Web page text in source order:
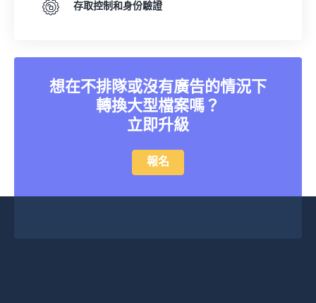
存取控制和身份驗證
想在不排隊或沒有廣告的情況下
轉換大型檔案嗎？
立即升級
報名